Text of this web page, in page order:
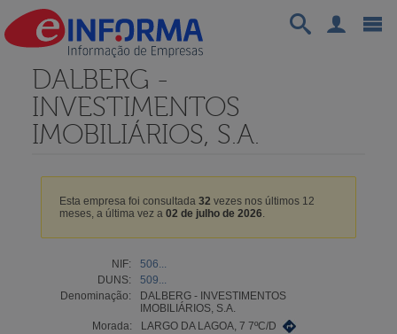
DALBERG -
INVESTIMENTOS
IMOBILIÁRIOS, S.A.
Esta empresa foi consultada 32 vezes nos últimos 12
meses, a última vez a 02 de julho de 2026.
NIF:
506...
DUNS:
509...
Denominação:
DALBERG - INVESTIMENTOS
IMOBILIÁRIOS, S.A.
Morada:
LARGO DA LAGOA, 7 7ºC/D